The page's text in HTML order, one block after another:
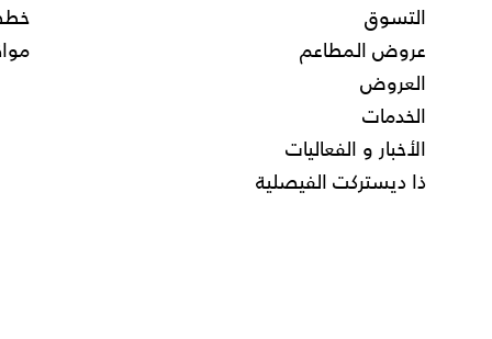
التسوق
عروض المطاعم
العروض
الخدمات
الأخبار و الفعاليات
ذا ديستركت الفيصلية